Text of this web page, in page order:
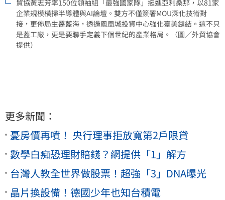
貿協黃志芳率150位領袖組「最強國家隊」挺進亞利桑那，以81家
企業規模橫掃半導體與AI論壇。雙方不僅簽署MOU深化技術對
接，更佈局生醫藍海，透過鳳凰城投資中心強化臺美鏈結。這不只
是蓋工廠，更是要聯手定義下個世紀的產業格局。（圖／外貿協會
提供）
更多新聞：
憂房價再噴！ 央行理事拒放寬第2戶限貸
數學白痴恐理財賠錢？網提供「1」解方
台灣人教全世界做股票！超強「3」DNA曝光
晶片換設備！德國少年也知台積電